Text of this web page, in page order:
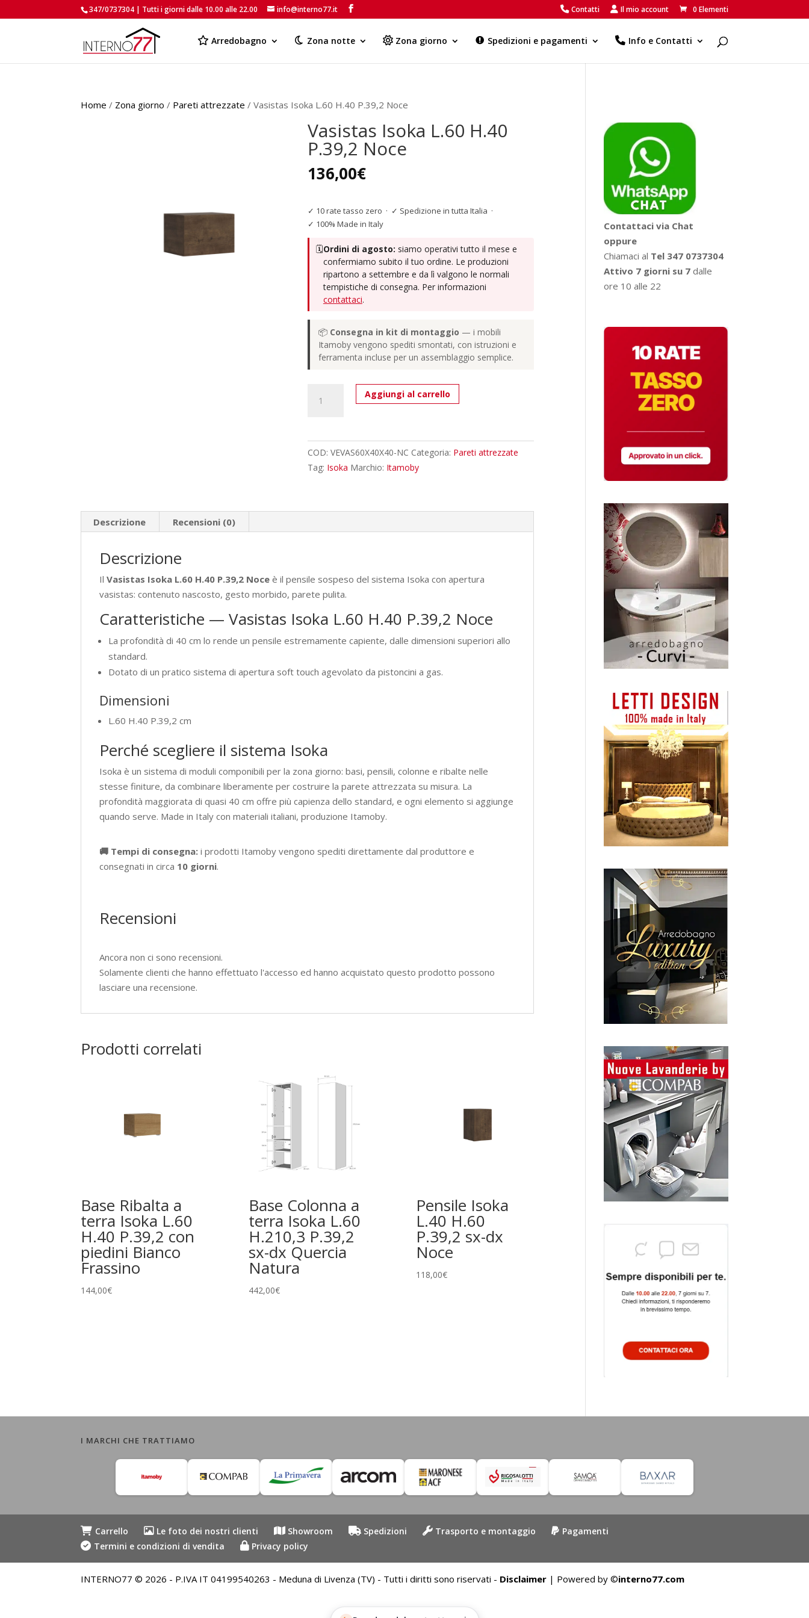
347/0737304 | Tutti i giorni dalle 10.00 alle 22.00 info@interno77.it Contatti Il mio account 0 Elementi
Arredobagno Zona notte Zona giorno Spedizioni e pagamenti Info e Contatti
Products
Home / Zona giorno / Pareti attrezzate / Vasistas Isoka L.60 H.40 P.39,2 Noce
Vasistas Isoka L.60 H.40
P.39,2 Noce
136,00€
✓ 10 rate tasso zero · ✓ Spedizione in tutta Italia ·
✓ 100% Made in Italy
🗓️Ordini di agosto: siamo operativi tutto il mese e
confermiamo subito il tuo ordine. Le produzioni
ripartono a settembre e da lì valgono le normali
tempistiche di consegna. Per informazioni
contattaci.
📦 Consegna in kit di montaggio — i mobili
Itamoby vengono spediti smontati, con istruzioni e
ferramenta incluse per un assemblaggio semplice.
Isoka
P.39,2
Noce
Aggiungi al carrello
COD: VEVAS60X40X40-NC Categoria: Pareti attrezzate
Tag: Isoka Marchio: Itamoby
Descrizione Recensioni (0)
Descrizione
IlVasistas Isoka L.60 H.40 P.39,2 Noce è il pensile sospeso del sistema Isoka con apertura
vasistas: contenuto nascosto, gesto morbido, parete pulita.
Caratteristiche — Vasistas Isoka L.60 H.40 P.39,2 Noce
La profondità di 40 cm lo rende un pensile estremamente capiente, dalle dimensioni superiori allo
standard.
Dotato di un pratico sistema di apertura soft touch agevolato da pistoncini a gas.
Dimensioni
L.60 H.40 P.39,2 cm
Perché scegliere il sistema Isoka
Isoka è un sistema di moduli componibili per la zona giorno: basi, pensili, colonne e ribalte nelle
stesse finiture, da combinare liberamente per costruire la parete attrezzata su misura. La
profondità maggiorata di quasi 40 cm offre più capienza dello standard, e ogni elemento si aggiunge
quando serve. Made in Italy con materiali italiani, produzione Itamoby.
🚚 Tempi di consegna: i prodotti Itamoby vengono spediti direttamente dal produttore e
consegnati in circa 10 giorni.
Recensioni
Ancora non ci sono recensioni.
Solamente clienti che hanno effettuato l'accesso ed hanno acquistato questo prodotto possono
lasciare una recensione.
Prodotti correlati
Base Ribalta a
terra Isoka L.60
H.40 P.39,2 con
piedini Bianco
Frassino
144,00€
Base Colonna a
terra Isoka L.60
H.210,3 P.39,2
sx-dx Quercia
Natura
442,00€
Pensile Isoka
L.40 H.60
P.39,2 sx-dx
Noce
118,00€
Contattaci via Chat
oppure
Chiamaci al Tel 347 0737304
Attivo 7 giorni su 7 dalle
ore 10 alle 22
I MARCHI CHE TRATTIAMO
Carrello Le foto dei nostri clienti Showroom Spedizioni Trasporto e montaggio
Pagamenti
Termini e condizioni di vendita
Privacy policy
INTERNO77 © 2026 - P.IVA IT 04199540263 - Meduna di Livenza (TV) - Tutti i diritti sono riservati - Disclaimer | Powered by ©interno77.com